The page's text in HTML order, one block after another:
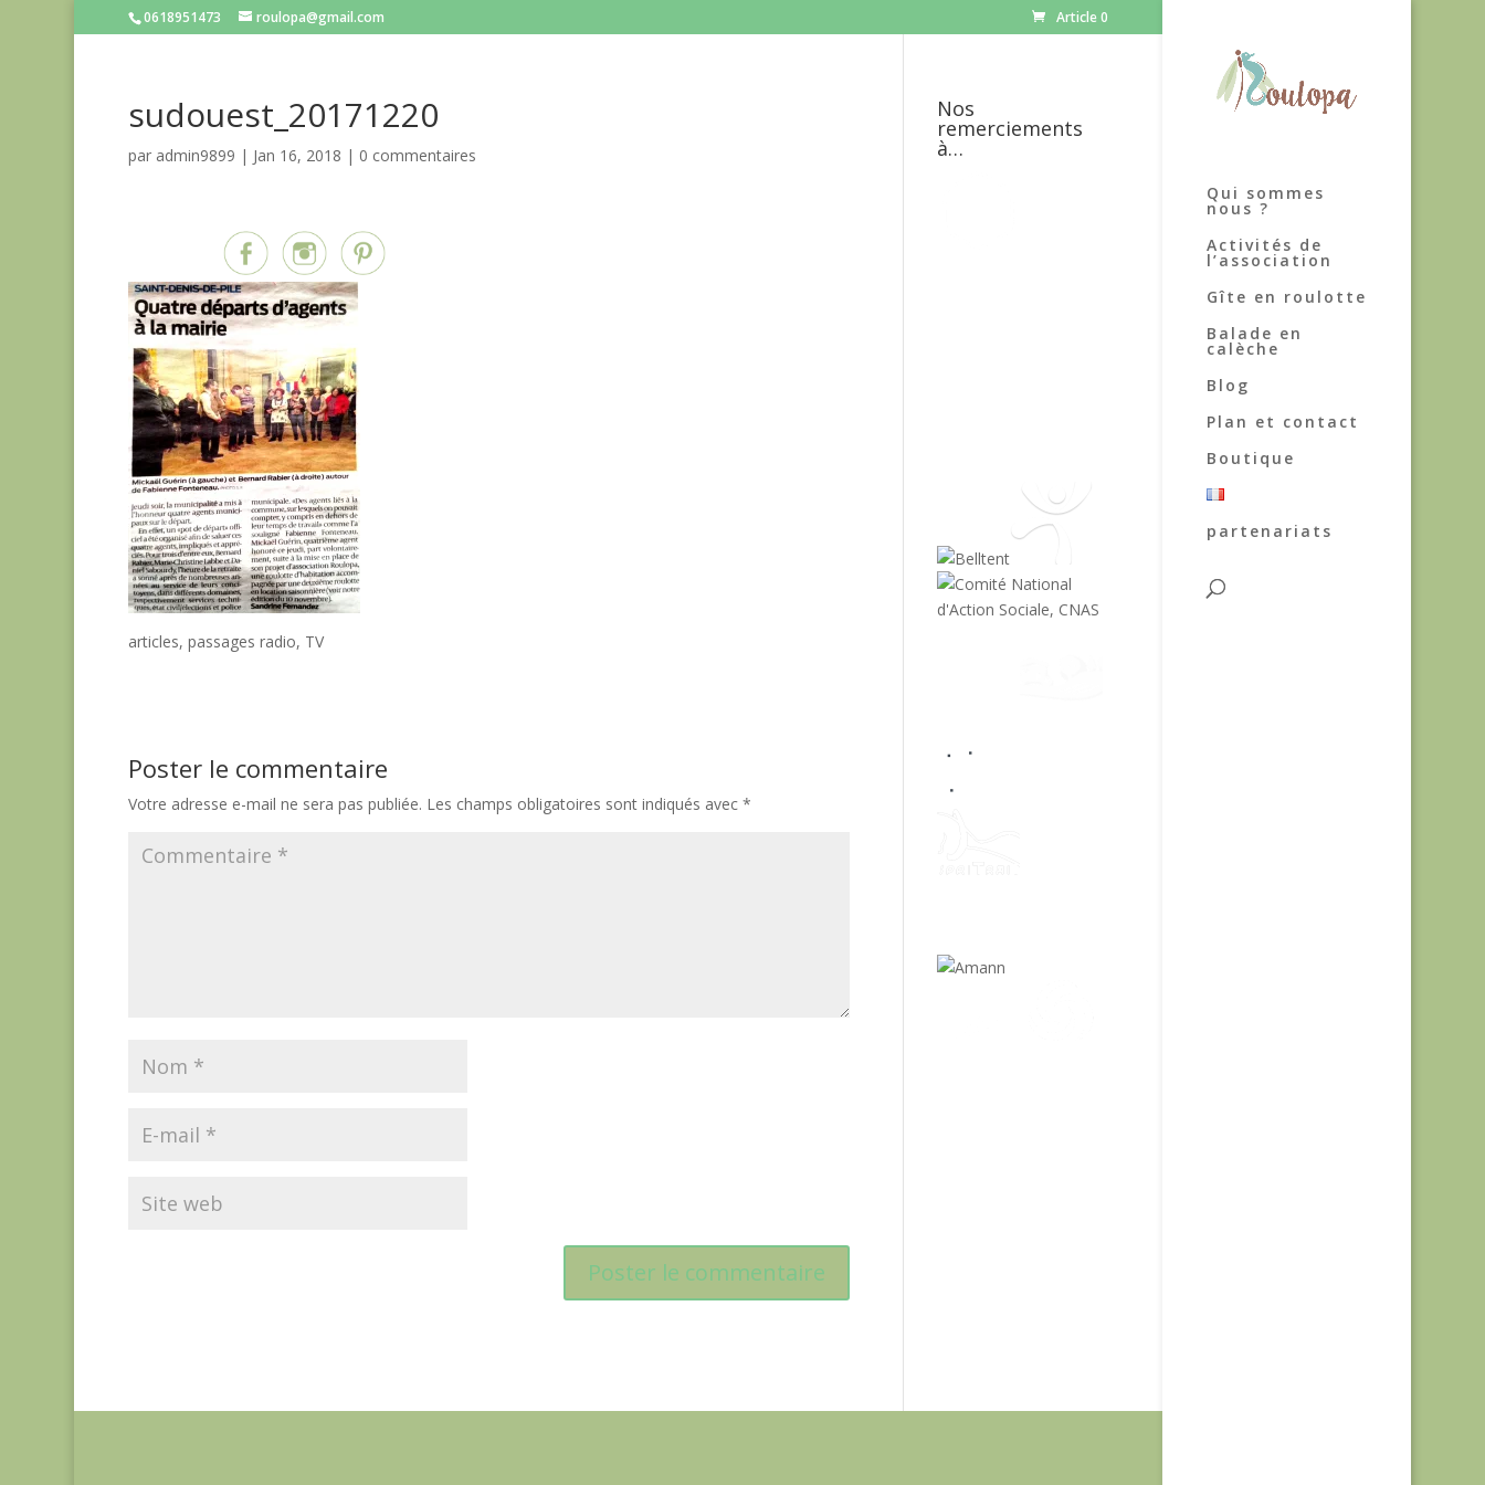
0618951473 roulopa@gmail.com Article 0
Qui sommes
nous ?
Activités de
l’association
Gîte en roulotte
Balade en
calèche
Blog
Plan et contact
Boutique
partenariats
sudouest_20171220
par admin9899 | Jan 16, 2018 | 0 commentaires
articles, passages radio, TV
Poster le commentaire
Votre adresse e-mail ne sera pas publiée. Les champs obligatoires sont indiqués avec*
Nos
remerciements
à…